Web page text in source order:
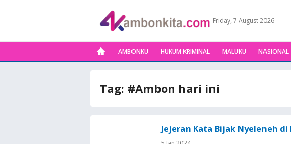
Friday, 7 August 2026
AMBONKU HUKUM KRIMINAL MALUKU NASIONAL
Tag: #Ambon hari ini
Jejeran Kata Bijak Nyeleneh